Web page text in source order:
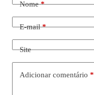
Nome*
E-mail*
Site
Adicionar comentário *